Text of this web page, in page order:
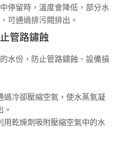
停留時，溫度會降低，部分水
可通過排污閥排出。
管路鏽蝕
水份，防止管路鏽蝕、設備損
過冷卻壓縮空氣，使水蒸氣凝
。
用乾燥劑吸附壓縮空氣中的水